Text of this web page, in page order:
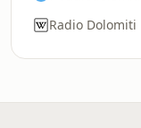
Radio Dolomiti